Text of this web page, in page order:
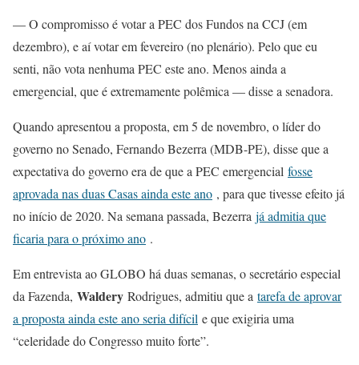
— O compromisso é votar a PEC dos Fundos na CCJ (em
dezembro), e aí votar em fevereiro (no plenário). Pelo que eu
senti, não vota nenhuma PEC este ano. Menos ainda a
emergencial, que é extremamente polêmica — disse a senadora.
Quando apresentou a proposta, em 5 de novembro, o líder do
governo no Senado, Fernando Bezerra (MDB-PE), disse que a
expectativa do governo era de que a PEC emergencial fosse
aprovada nas duas Casas ainda este ano , para que tivesse efeito já
no início de 2020. Na semana passada, Bezerra já admitia que
ficaria para o próximo ano .
Em entrevista ao GLOBO há duas semanas, o secretário especial
da Fazenda, Waldery Rodrigues, admitiu que a tarefa de aprovar
a proposta ainda este ano seria difícil e que exigiria uma
“celeridade do Congresso muito forte”.